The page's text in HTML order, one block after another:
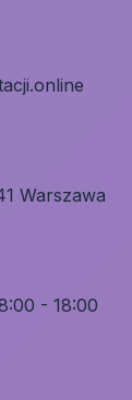
Warszawa
- 18:00